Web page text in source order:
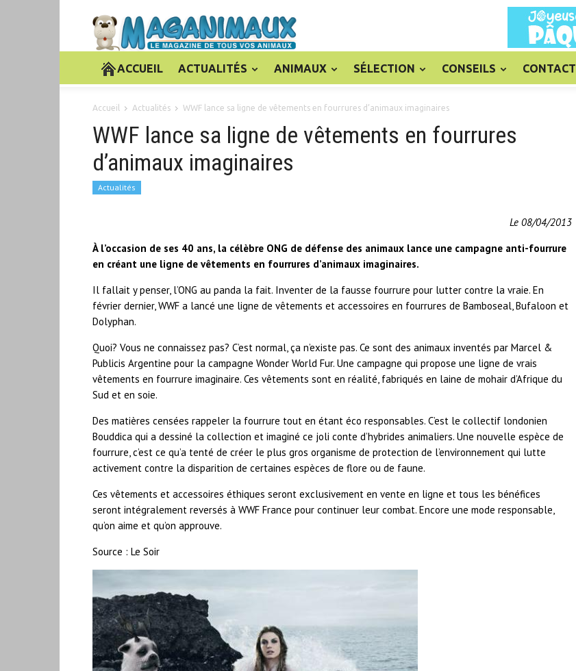
ACCUEIL ACTUALITÉS ANIMAUX SÉLECTION CONSEILS CONTACT
Accueil Actualités WWF lance sa ligne de vêtements en fourrures d’animaux imaginaires
WWF lance sa ligne de vêtements en fourrures
d’animaux imaginaires
Actualités
Le 08/04/2013
À l’occasion de ses 40 ans, la célèbre ONG de défense des animaux lance une campagne anti-fourrure
en créant une ligne de vêtements en fourrures d’animaux imaginaires.
Il fallait y penser, l’ONG au panda la fait. Inventer de la fausse fourrure pour lutter contre la vraie. En
février dernier, WWF a lancé une ligne de vêtements et accessoires en fourrures de Bamboseal, Bufaloon et
Dolyphan.
Quoi? Vous ne connaissez pas? C’est normal, ça n’existe pas. Ce sont des animaux inventés par Marcel &
Publicis Argentine pour la campagne Wonder World Fur. Une campagne qui propose une ligne de vrais
vêtements en fourrure imaginaire. Ces vêtements sont en réalité, fabriqués en laine de mohair d’Afrique du
Sud et en soie.
Des matières censées rappeler la fourrure tout en étant éco responsables. C’est le collectif londonien
Bouddica qui a dessiné la collection et imaginé ce joli conte d’hybrides animaliers. Une nouvelle espèce de
fourrure, c’est ce qu’a tenté de créer le plus gros organisme de protection de l’environnement qui lutte
activement contre la disparition de certaines espèces de flore ou de faune.
Ces vêtements et accessoires éthiques seront exclusivement en vente en ligne et tous les bénéfices
seront intégralement reversés à WWF France pour continuer leur combat. Encore une mode responsable,
qu’on aime et qu’on approuve.
Source : Le Soir